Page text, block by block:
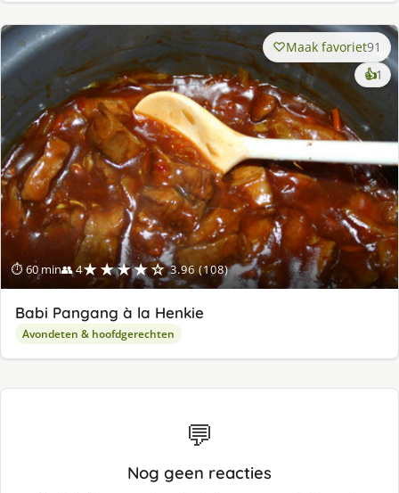
⏱ 60 min👥 4★★★★☆ 3.96 (108)
Maak favoriet91
👍1
Babi Pangang à la Henkie
Avondeten & hoofdgerechten
💬
Nog geen reacties